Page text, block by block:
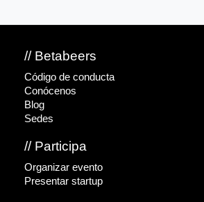
// Betabeers
Código de conducta
Conócenos
Blog
Sedes
// Participa
Organizar evento
Presentar startup